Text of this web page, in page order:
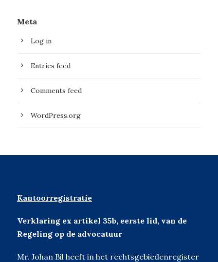
Meta
Log in
Entries feed
Comments feed
WordPress.org
Kantoorregistratie
Verklaring ex artikel 35b, eerste lid, van de
Regeling op de advocatuur
Mr. Johan Bil heeft in het rechtsgebiedenregister